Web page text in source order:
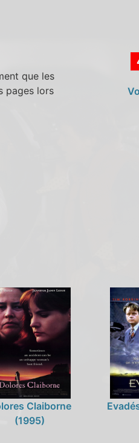
que les
pages lors
Claiborne
(1995)